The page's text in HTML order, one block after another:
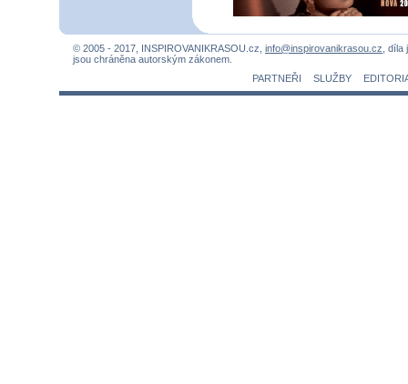
© 2005 - 2017, INSPIROVANIKRASOU.cz, info@inspirovanikrasou.cz ,
jsou chráněna autorským zákonem.
PARTNEŘI
SLUŽBY